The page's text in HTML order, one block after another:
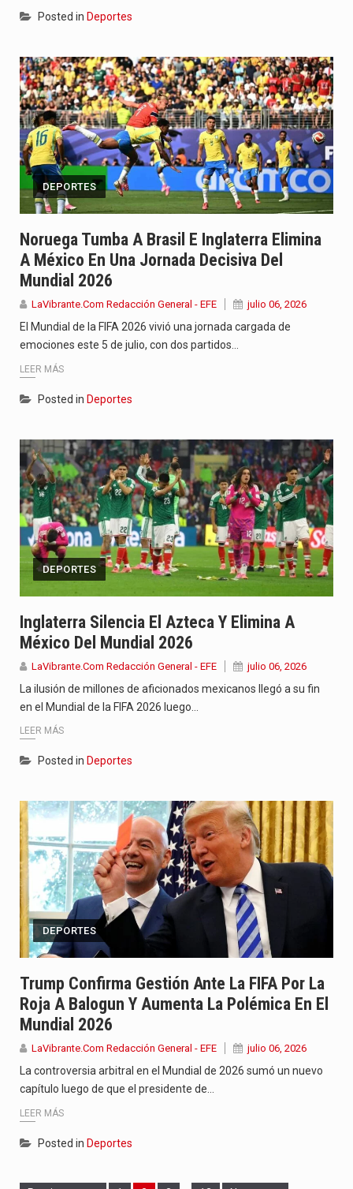
Posted in Deportes
DEPORTES
Noruega Tumba A Brasil E Inglaterra Elimina
A México En Una Jornada Decisiva Del
Mundial 2026
LaVibrante.Com Redacción General - EFE julio 06, 2026
El Mundial de la FIFA 2026 vivió una jornada cargada de
emociones este 5 de julio, con dos partidos…
LEER MÁS
Posted in Deportes
DEPORTES
Inglaterra Silencia El Azteca Y Elimina A
México Del Mundial 2026
LaVibrante.Com Redacción General - EFE julio 06, 2026
La ilusión de millones de aficionados mexicanos llegó a su fin
en el Mundial de la FIFA 2026 luego…
LEER MÁS
Posted in Deportes
DEPORTES
Trump Confirma Gestión Ante La FIFA Por La
Roja A Balogun Y Aumenta La Polémica En El
Mundial 2026
LaVibrante.Com Redacción General - EFE julio 06, 2026
La controversia arbitral en el Mundial de 2026 sumó un nuevo
capítulo luego de que el presidente de…
LEER MÁS
Posted in Deportes